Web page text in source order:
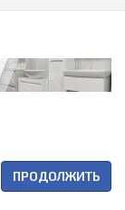
ПРОДОЛЖИТЬ